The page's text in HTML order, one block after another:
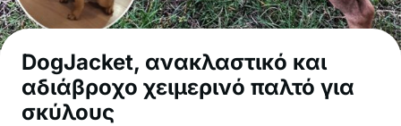
DogJacket, ανακλαστικό και
αδιάβροχο χειμερινό παλτό για
σκύλους